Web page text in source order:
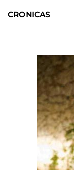
CRONICAS